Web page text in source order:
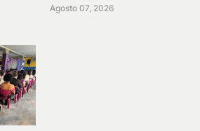
Agosto 07, 2026